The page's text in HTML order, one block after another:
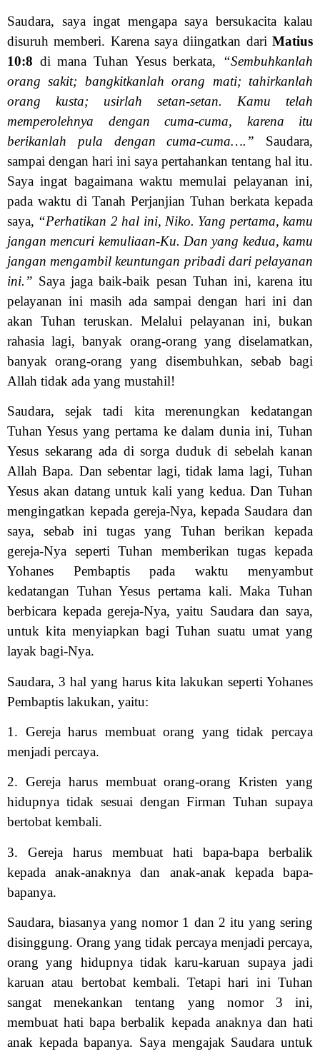
Saudara, saya ingat mengapa saya bersukacita kalau
disuruh memberi. Karena saya diingatkan dari Matius
10:8 di mana Tuhan Yesus berkata, “Sembuhkanlah
orang sakit; bangkitkanlah orang mati; tahirkanlah
orang kusta; usirlah setan-setan. Kamu telah
memperolehnya dengan cuma-cuma, karena itu
berikanlah pula dengan cuma-cuma….” Saudara,
sampai dengan hari ini saya pertahankan tentang hal itu.
Saya ingat bagaimana waktu memulai pelayanan ini,
pada waktu di Tanah Perjanjian Tuhan berkata kepada
saya, “Perhatikan 2 hal ini, Niko. Yang pertama, kamu
jangan mencuri kemuliaan-Ku. Dan yang kedua, kamu
jangan mengambil keuntungan pribadi dari pelayanan
ini.” Saya jaga baik-baik pesan Tuhan ini, karena itu
pelayanan ini masih ada sampai dengan hari ini dan
akan Tuhan teruskan. Melalui pelayanan ini, bukan
rahasia lagi, banyak orang-orang yang diselamatkan,
banyak orang-orang yang disembuhkan, sebab bagi
Allah tidak ada yang mustahil!
Saudara, sejak tadi kita merenungkan kedatangan
Tuhan Yesus yang pertama ke dalam dunia ini, Tuhan
Yesus sekarang ada di sorga duduk di sebelah kanan
Allah Bapa. Dan sebentar lagi, tidak lama lagi, Tuhan
Yesus akan datang untuk kali yang kedua. Dan Tuhan
mengingatkan kepada gereja-Nya, kepada Saudara dan
saya, sebab ini tugas yang Tuhan berikan kepada
gereja-Nya seperti Tuhan memberikan tugas kepada
Yohanes Pembaptis pada waktu menyambut
kedatangan Tuhan Yesus pertama kali. Maka Tuhan
berbicara kepada gereja-Nya, yaitu Saudara dan saya,
untuk kita menyiapkan bagi Tuhan suatu umat yang
layak bagi-Nya.
Saudara, 3 hal yang harus kita lakukan seperti Yohanes
Pembaptis lakukan, yaitu:
1. Gereja harus membuat orang yang tidak percaya
menjadi percaya.
2. Gereja harus membuat orang-orang Kristen yang
hidupnya tidak sesuai dengan Firman Tuhan supaya
bertobat kembali.
3. Gereja harus membuat hati bapa-bapa berbalik
kepada anak-anaknya dan anak-anak kepada bapa-
bapanya.
Saudara, biasanya yang nomor 1 dan 2 itu yang sering
disinggung. Orang yang tidak percaya menjadi percaya,
orang yang hidupnya tidak karu-karuan supaya jadi
karuan atau bertobat kembali. Tetapi hari ini Tuhan
sangat menekankan tentang yang nomor 3 ini,
membuat hati bapa berbalik kepada anaknya dan hati
anak kepada bapanya. Saya mengajak Saudara untuk